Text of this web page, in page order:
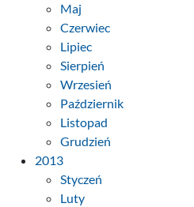
Maj
Czerwiec
Lipiec
Sierpień
Wrzesień
Październik
Listopad
Grudzień
2013
Styczeń
Luty